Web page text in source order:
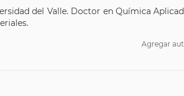
del Valle. Doctor en Química
Agregar